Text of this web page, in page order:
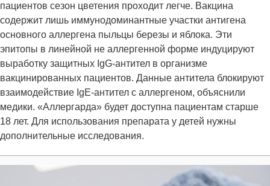
пациентов сезон цветения проходит легче. Вакцина
содержит лишь иммунодоминантные участки антигена
основного аллергена пыльцы березы и яблока. Эти
эпитопы в линейной не аллергенной форме индуцируют
выработку защитных IgG-антител в организме
вакцинированных пациентов. Данные антитела блокируют
взаимодействие IgE-антител с аллергеном, объяснили
медики. «Аллергарда» будет доступна пациентам старше
18 лет. Для использования препарата у детей нужны
дополнительные исследования.